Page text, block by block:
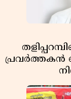
പ്രവർത്തകൻ